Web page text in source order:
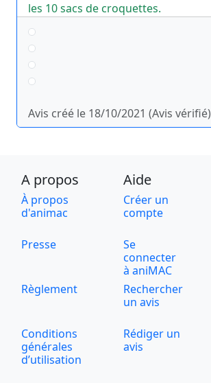
les 10 sacs de croquettes.
Avis créé le 18/10/2021 (Avis vérifié)
A propos Aide
À propos
d'animac
Créer un
compte
Presse
Se
connecter
à aniMAC
Règlement
Rechercher
un avis
Conditions
générales
d’utilisation
Rédiger un
avis